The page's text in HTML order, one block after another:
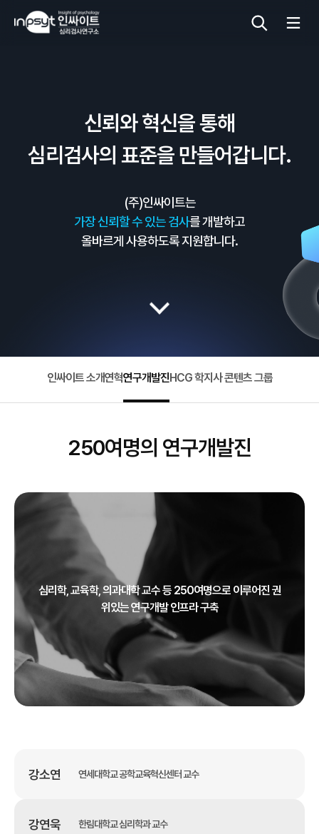
신뢰와 혁신을 통해
심리검사의 표준을 만들어갑니다.
(주)인싸이트는
가장 신뢰할 수 있는 검사를 개발하고
올바르게 사용하도록 지원합니다.
인싸이트 소개연혁연구개발진HCG 학지사 콘텐츠 그룹
250여명의 연구개발진
심리학, 교육학, 의과대학 교수 등 250여명으로 이루어진 권
위있는 연구개발 인프라 구축
강소연 연세대학교 공학교육혁신센터 교수
강연욱 한림대학교 심리학과 교수